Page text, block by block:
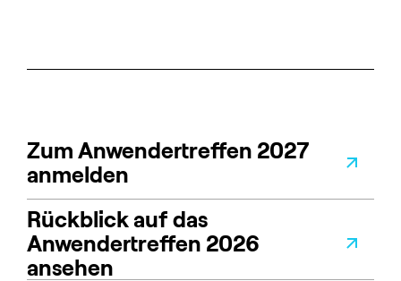
Zum Anwendertreffen 2027
anmelden
Rückblick auf das
Anwendertreffen 2026
ansehen